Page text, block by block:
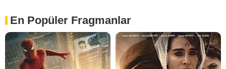
En Popüler Fragmanlar